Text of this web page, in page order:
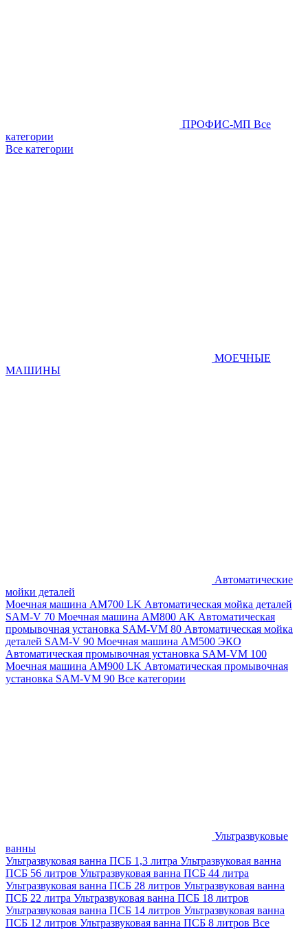
ПРОФИС-МП Все
категории
Все категории
МОЕЧНЫЕ
МАШИНЫ
Автоматические
мойки деталей
Моечная машина AM700 LK Автоматическая мойка деталей
SAM-V 70 Моечная машина АМ800 AK Автоматическая
промывочная установка SAM-VM 80 Автоматическая мойка
деталей SAM-V 90 Моечная машина АМ500 ЭКО
Автоматическая промывочная установка SAM-VM 100
Моечная машина AM900 LK Автоматическая промывочная
установка SAM-VM 90 Все категории
Ультразвуковые
ванны
Ультразвуковая ванна ПСБ 1,3 литра Ультразвуковая ванна
ПСБ 56 литров Ультразвуковая ванна ПСБ 44 литра
Ультразвуковая ванна ПСБ 28 литров Ультразвуковая ванна
ПСБ 22 литра Ультразвуковая ванна ПСБ 18 литров
Ультразвуковая ванна ПСБ 14 литров Ультразвуковая ванна
ПСБ 12 литров Ультразвуковая ванна ПСБ 8 литров Все